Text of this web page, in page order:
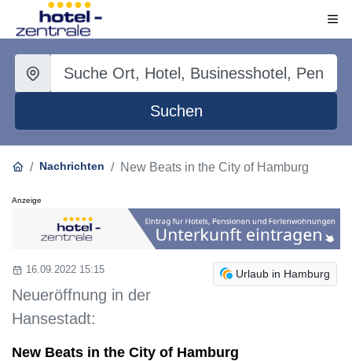
Suchen
Nachrichten New Beats in the City of Hamburg
Anzeige
Urlaub in Hamburg
16.09.2022 15:15
Neueröffnung in der
Hansestadt:
New Beats in the City of Hamburg